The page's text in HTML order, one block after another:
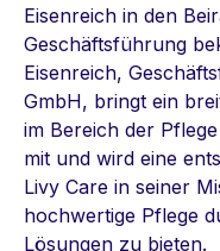
Eisenreich in den
Geschäftsführung
Eisenreich,
GmbH, bringt ein
im Bereich der
mit und wird eine
Livy Care in seiner
hochwertige Pflege
Lösungen zu bieten.